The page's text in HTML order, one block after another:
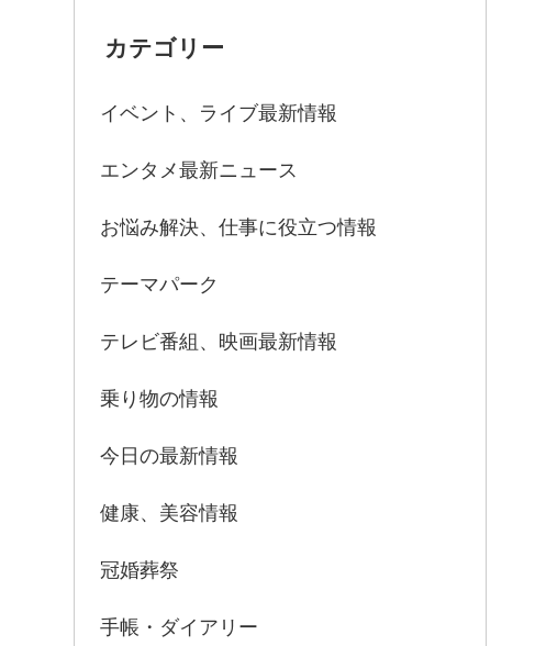
カテゴリー
イベント、ライブ最新情報
エンタメ最新ニュース
お悩み解決、仕事に役立つ情報
テーマパーク
テレビ番組、映画最新情報
乗り物の情報
今日の最新情報
健康、美容情報
冠婚葬祭
手帳・ダイアリー